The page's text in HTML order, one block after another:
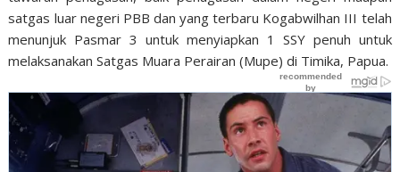
satgas luar negeri PBB dan yang terbaru Kogabwilhan III telah
menunjuk Pasmar 3 untuk menyiapkan 1 SSY penuh untuk
melaksanakan Satgas Muara Perairan (Mupe) di Timika, Papua.